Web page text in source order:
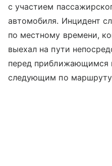
с участием
автомобиля. Инцидент
по местному времени,
выехал на пути
перед
следующим по